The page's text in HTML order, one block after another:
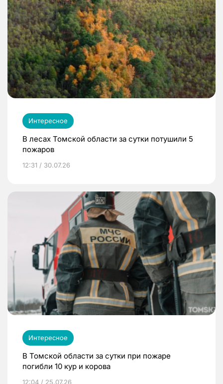
Интересное
В лесах Томской области за сутки потушили 5
пожаров
12:31 / 30.07.26
Интересное
В Томской области за сутки при пожаре
погибли 10 кур и корова
12:04 / 25.07.26